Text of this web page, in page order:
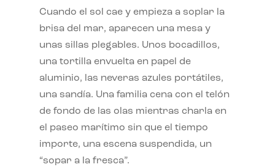
Cuando el sol cae y empieza a soplar la
brisa del mar, aparecen una mesa y
unas sillas plegables. Unos bocadillos,
una tortilla envuelta en papel de
aluminio, las neveras azules portátiles,
una sandía. Una familia cena con el telón
de fondo de las olas mientras charla en
el paseo marítimo sin que el tiempo
importe, una escena suspendida, un
“sopar a la fresca”.